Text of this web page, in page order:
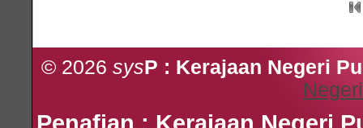
© 2026 sysP : Kerajaan Negeri